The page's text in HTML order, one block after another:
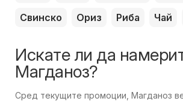
Свинско
Ориз Риба Чай
Искате ли да
Магданоз?
Сред текущите промоции, Магданоз